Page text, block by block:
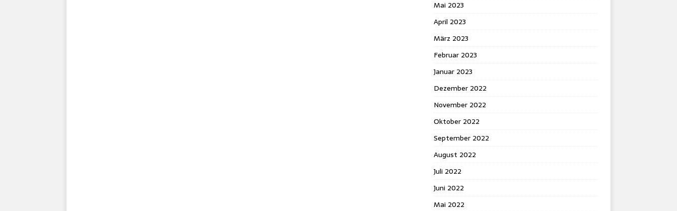
Mai 2023
April 2023
März 2023
Februar 2023
Januar 2023
Dezember 2022
November 2022
Oktober 2022
September 2022
August 2022
Juli 2022
Juni 2022
Mai 2022